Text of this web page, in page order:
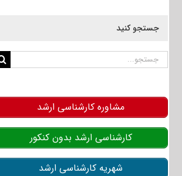
جستجو کنید
جستجو
مشاوره کارشناسی ارشد
کارشناسی ارشد بدون کنکور
شهریه کارشناسی ارشد